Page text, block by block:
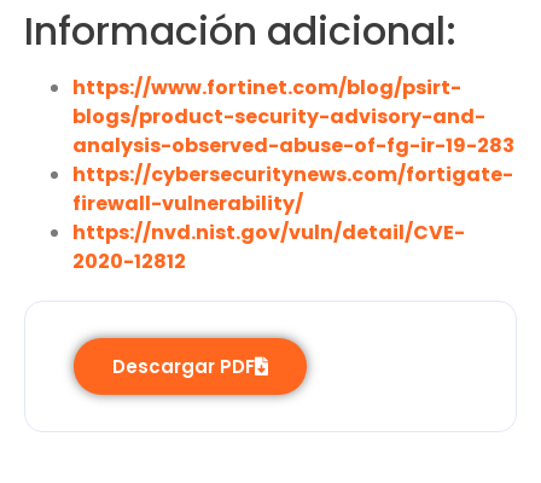
Información adicional:
https://www.fortinet.com/blog/psirt-
blogs/product-security-advisory-and-
analysis-observed-abuse-of-fg-ir-19-283
https://cybersecuritynews.com/fortigate-
firewall-vulnerability/
https://nvd.nist.gov/vuln/detail/CVE-
2020-12812
Descargar PDF